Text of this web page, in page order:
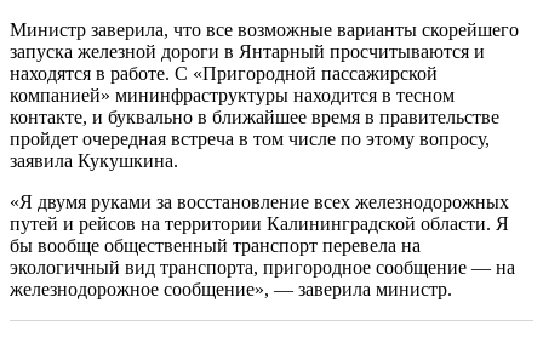
Министр заверила, что все возможные варианты скорейшего
запуска железной дороги в Янтарный просчитываются и
находятся в работе. С «Пригородной пассажирской
компанией» мининфраструктуры находится в тесном
контакте, и буквально в ближайшее время в правительстве
пройдет очередная встреча в том числе по этому вопросу,
заявила Кукушкина.
«Я двумя руками за восстановление всех железнодорожных
путей и рейсов на территории Калининградской области. Я
бы вообще общественный транспорт перевела на
экологичный вид транспорта, пригородное сообщение — на
железнодорожное сообщение», — заверила министр.